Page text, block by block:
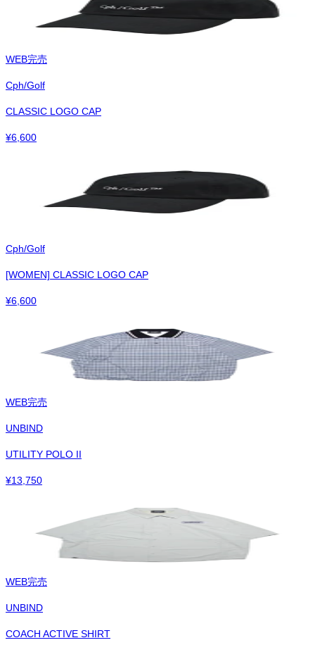
WEB完売
Cph/Golf
CLASSIC LOGO CAP
¥6,600
Cph/Golf
[WOMEN] CLASSIC LOGO CAP
¥6,600
WEB完売
UNBIND
UTILITY POLO II
¥13,750
WEB完売
UNBIND
COACH ACTIVE SHIRT